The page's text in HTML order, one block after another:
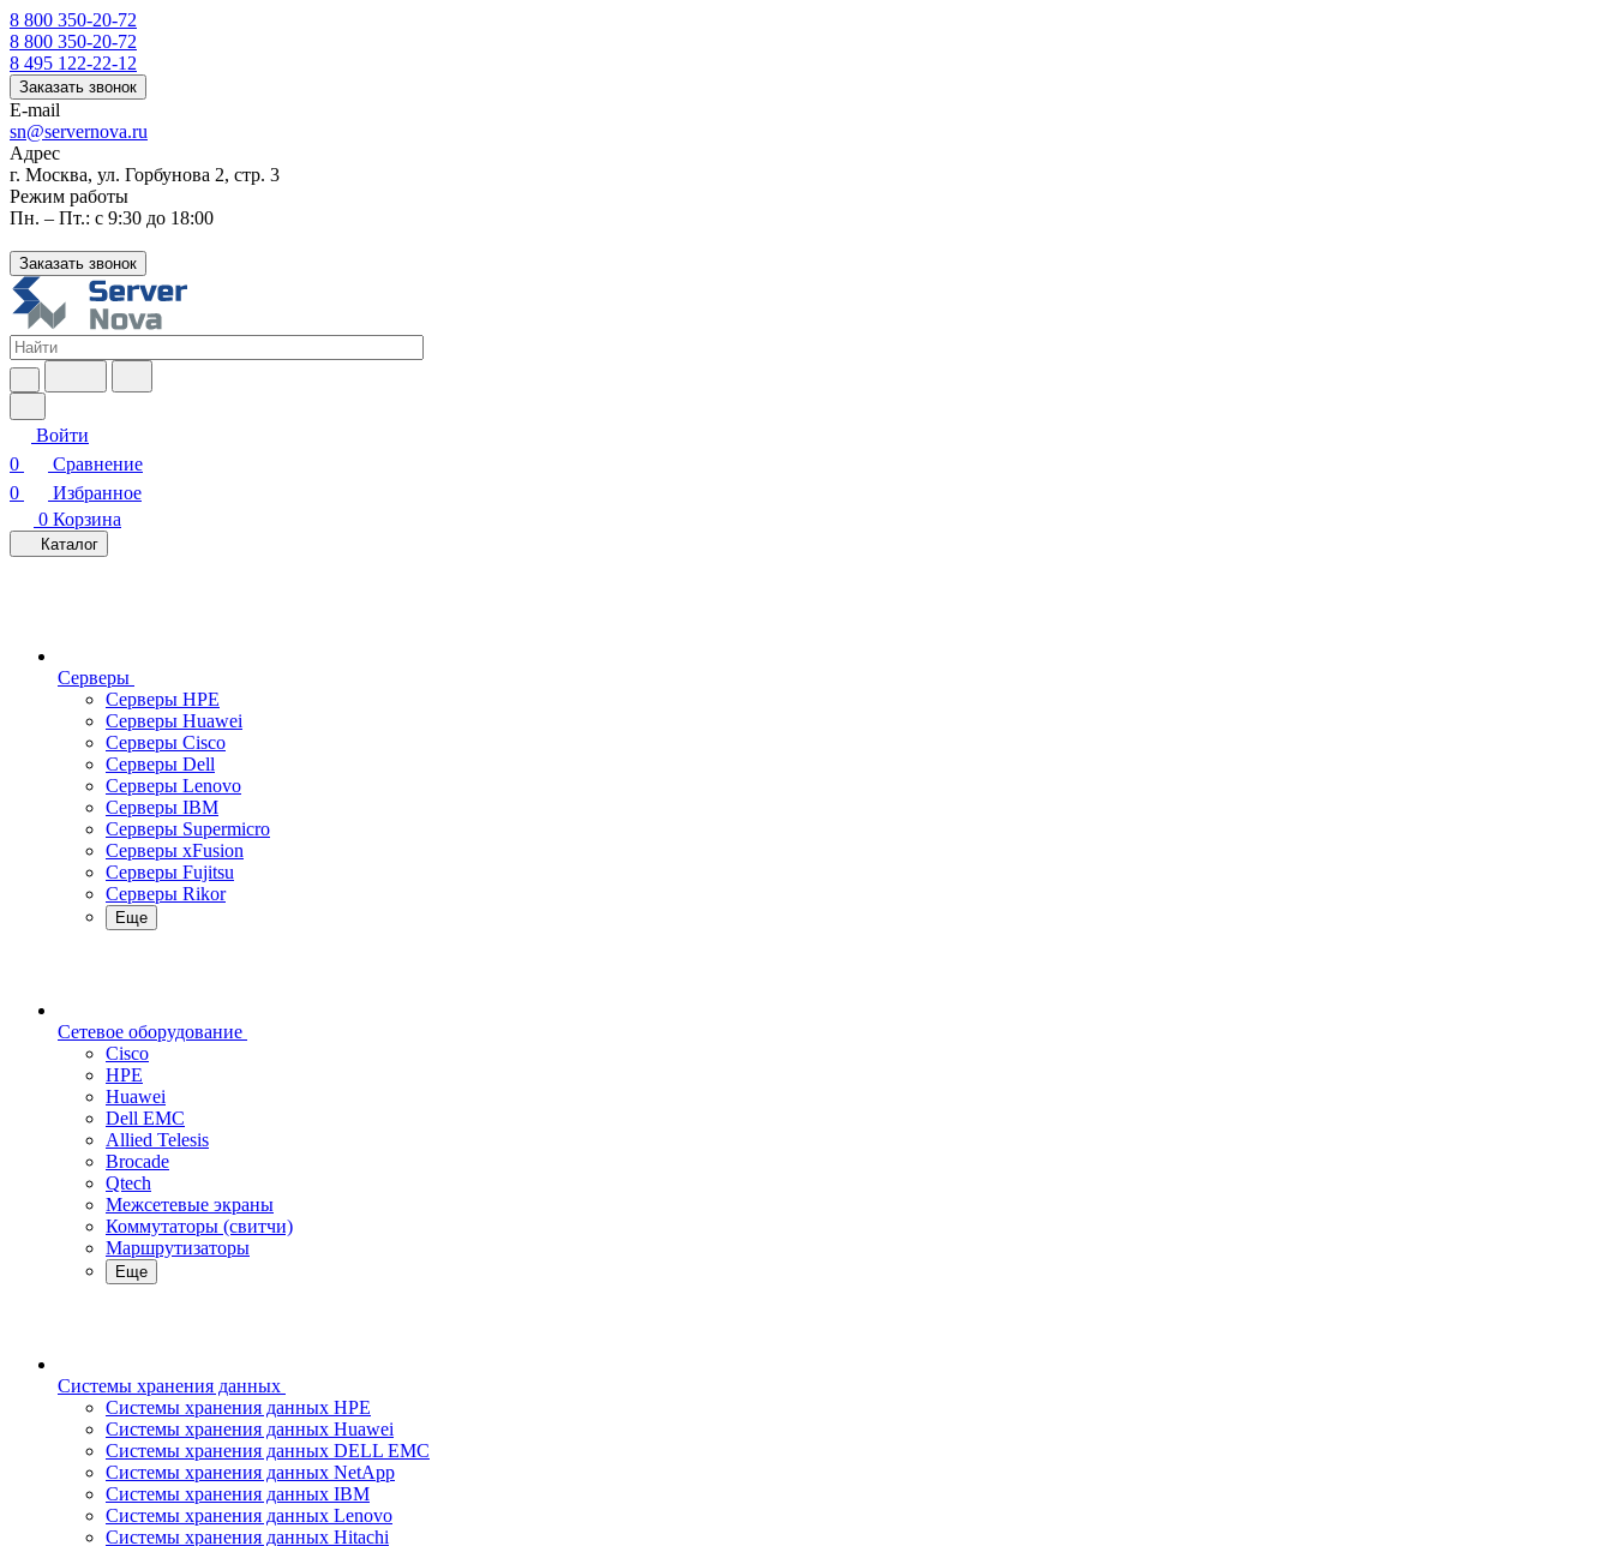
8 800 350-20-72
8 800 350-20-72
8 495 122-22-12
Заказать звонок
E-mail
sn@servernova.ru
Адрес
г. Москва, ул. Горбунова 2, стр. 3
Режим работы
Пн. – Пт.: с 9:30 до 18:00
Заказать звонок
Войти
0
Сравнение
0
Избранное
0 Корзина
Каталог
Серверы
Серверы HPE
Серверы Huawei
Серверы Cisco
Серверы Dell
Серверы Lenovo
Серверы IBM
Серверы Supermicro
Серверы xFusion
Серверы Fujitsu
Серверы Rikor
Еще
Сетевое оборудование
Cisco
HPE
Huawei
Dell EMC
Allied Telesis
Brocade
Qtech
Межсетевые экраны
Коммутаторы (свитчи)
Маршрутизаторы
Еще
Системы хранения данных
Системы хранения данных HPE
Системы хранения данных Huawei
Системы хранения данных DELL EMC
Cистемы хранения данных NetApp
Системы хранения данных IBM
Системы хранения данных Lenovo
Системы хранения данных Hitachi